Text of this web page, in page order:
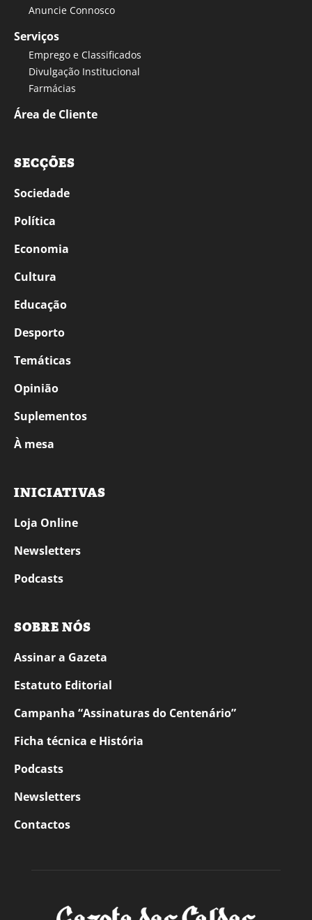
Anuncie Connosco
Serviços
Emprego e Classificados
Divulgação Institucional
Farmácias
Área de Cliente
SECÇÕES
Sociedade
Política
Economia
Cultura
Educação
Desporto
Temáticas
Opinião
Suplementos
À mesa
INICIATIVAS
Loja Online
Newsletters
Podcasts
SOBRE NÓS
Assinar a Gazeta
Estatuto Editorial
Campanha “Assinaturas do Centenário”
Ficha técnica e História
Podcasts
Newsletters
Contactos